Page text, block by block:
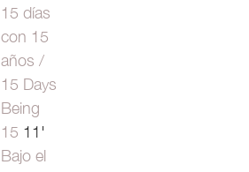
15 días
con 15
años /
15 Days
Being
15 11'
Bajo el